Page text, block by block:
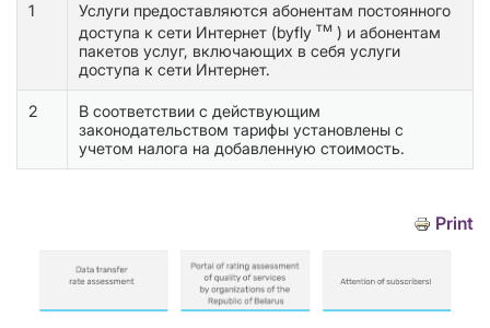
1
Услуги предоставляются абонентам постоянного
доступа к сети Интернет (byfly тм ) и абонентам
пакетов услуг, включающих в себя услуги
доступа к сети Интернет.
2
В соответствии с действующим
законодательством тарифы установлены с
учетом налога на добавленную стоимость.
Print